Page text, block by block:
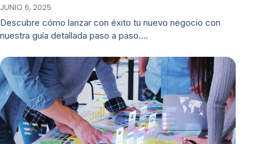
JUNIO 6, 2025
Descubre cómo lanzar con éxito tu nuevo negocio con
nuestra guía detallada paso a paso.…